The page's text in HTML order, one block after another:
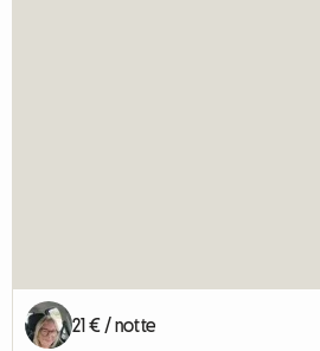
21 € / notte